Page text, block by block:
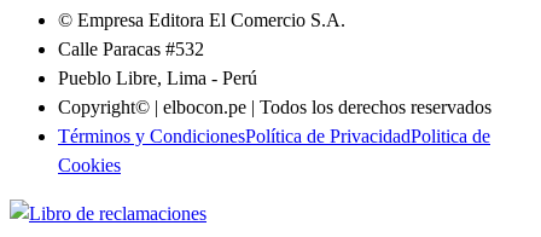
© Empresa Editora El Comercio S.A.
Calle Paracas #532
Pueblo Libre, Lima - Perú
Copyright© | elbocon.pe | Todos los derechos reservados
Términos y CondicionesPolítica de PrivacidadPolitica de
Cookies